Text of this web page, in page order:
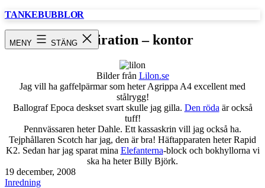
Hoppa
TANKEBUBBLOR
MENY STÄNGinspiration – kontor
Bilder från Lilon.se
Jag vill ha gaffelpärmar som heter Agrippa A4 excellent med
stålrygg!
Ballograf Epoca deskset svart skulle jag gilla. Den röda är också
tuff!
Pennvässaren heter Dahle. Ett kassaskrin vill jag också ha.
Tejphållaren Scotch har jag, den är bra! Häftapparaten heter Rapid
K2. Sedan har jag sparat mina Elefanterna-block och bokhyllorna vi
ska ha heter Billy Björk.
Publicerat
den
19 december, 2008
Kategoriserat
Inredning